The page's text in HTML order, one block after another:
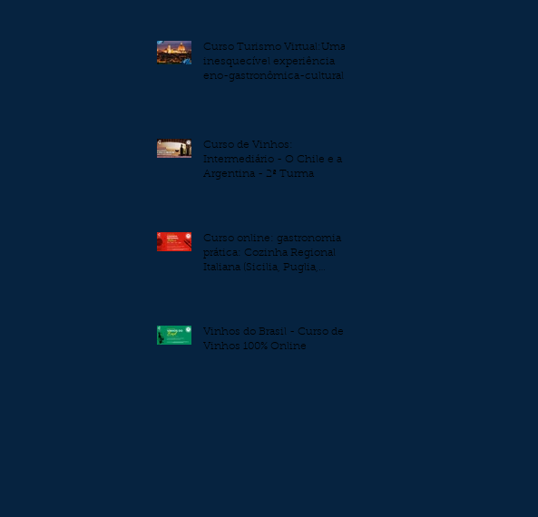
Curso Turismo Virtual:Uma
inesquecível experiência
eno-gastronômica-cultural
Curso de Vinhos:
Intermediário - O Chile e a
Argentina - 2ª Turma
Curso online: gastronomia
prática: Cozinha Regional
Italiana (Sicilia, Puglia,
Vinhos do Brasil - Curso de
Vinhos 100% Online